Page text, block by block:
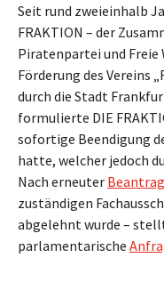
Seit rund zweieinhalb
FRAKTION – der
Piratenpartei und
Förderung des Vereins
durch die Stadt
formulierte DIE
sofortige Beendigung
hatte, welcher jedoch
Nach erneuter
zuständigen
abgelehnt wurde –
parlamentarische